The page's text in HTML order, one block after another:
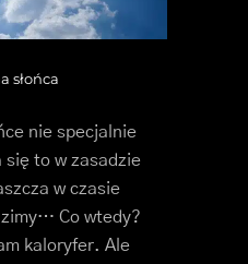
słońca
nie specjalnie
się to w zasadzie
w czasie
Co wtedy?
kaloryfer. Ale